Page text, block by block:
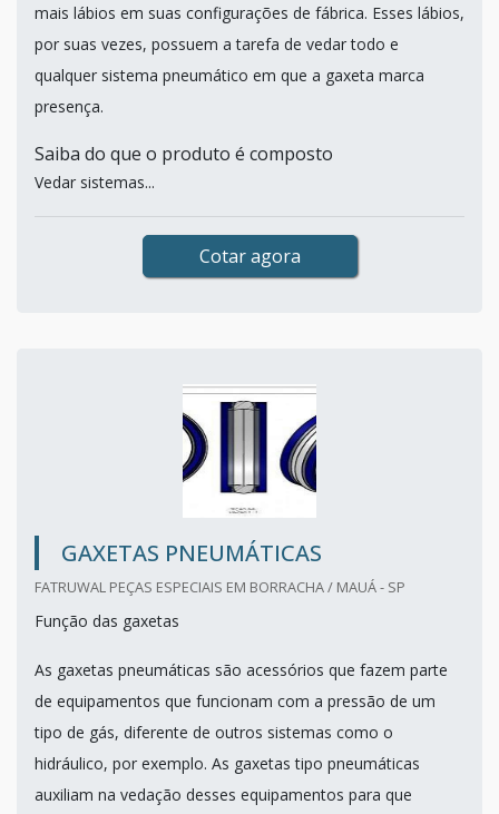
mais lábios em suas configurações de fábrica. Esses lábios,
por suas vezes, possuem a tarefa de vedar todo e
qualquer sistema pneumático em que a gaxeta marca
presença.
Saiba do que o produto é composto
Vedar sistemas...
Cotar agora
GAXETAS PNEUMÁTICAS
FATRUWAL PEÇAS ESPECIAIS EM BORRACHA / MAUÁ - SP
Função das gaxetas
As gaxetas pneumáticas são acessórios que fazem parte
de equipamentos que funcionam com a pressão de um
tipo de gás, diferente de outros sistemas como o
hidráulico, por exemplo. As gaxetas tipo pneumáticas
auxiliam na vedação desses equipamentos para que